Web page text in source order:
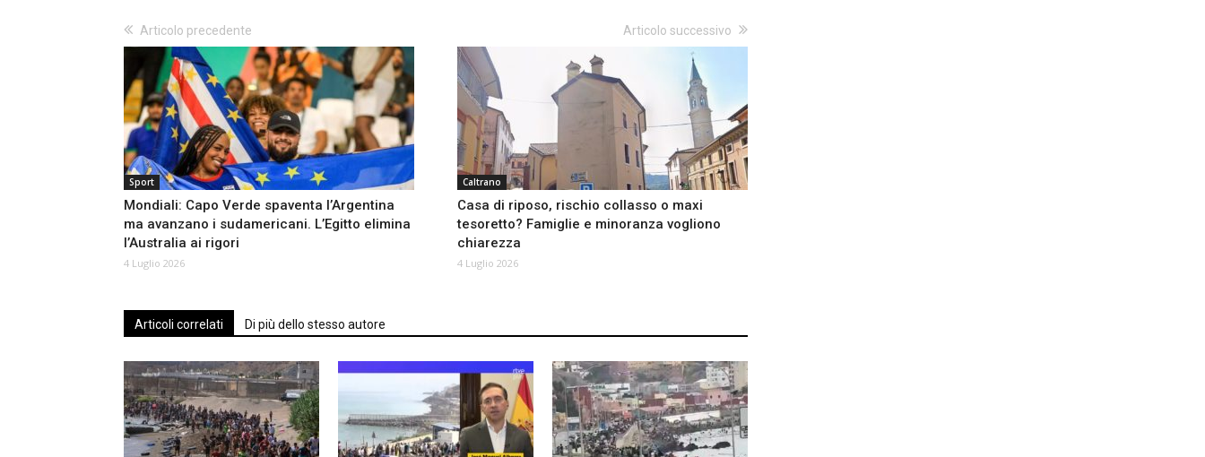
Articolo precedente
Sport
Mondiali: Capo Verde spaventa l’Argentina
ma avanzano i sudamericani. L’Egitto elimina
l’Australia ai rigori
4 Luglio 2026
Articolo successivo
Caltrano
Casa di riposo, rischio collasso o maxi
tesoretto? Famiglie e minoranza vogliono
chiarezza
4 Luglio 2026
Articoli correlati Di più dello stesso autore